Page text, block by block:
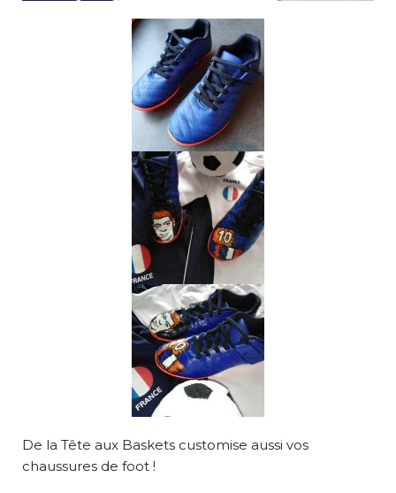
De la Tête aux Baskets customise aussi vos
chaussures de foot !